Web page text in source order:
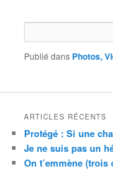
Publié dans Photos,
ARTICLES RÉCENTS
Protégé : Si une
Je ne suis pas un
On t’emmène